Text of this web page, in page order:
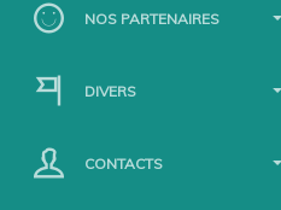
NOS PARTENAIRES
DIVERS
CONTACTS